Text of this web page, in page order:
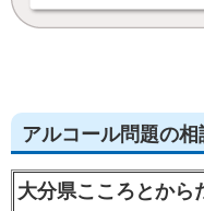
アルコール問題の相
大分県こころとから